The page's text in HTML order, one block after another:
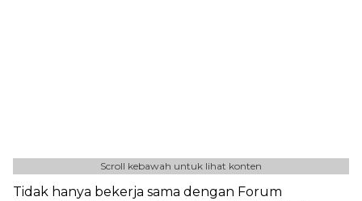
Scroll kebawah untuk lihat konten
Tidak hanya bekerja sama dengan Forum